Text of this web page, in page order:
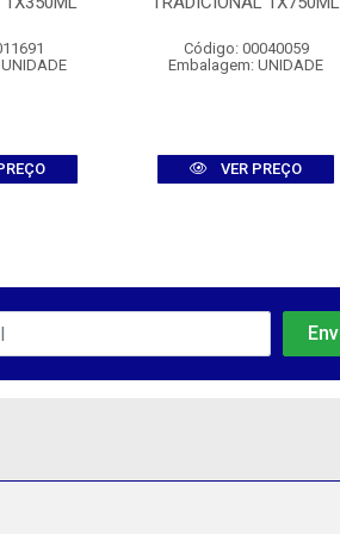
Código: 00040059
Embalagem: UNIDADE
VER PREÇO